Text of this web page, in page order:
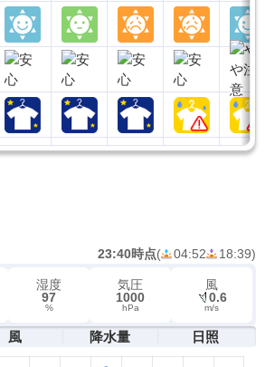
23:40時点( 04:52 18:39)
湿度
97
%
気圧
1000
hPa
風
0.6
m/s
風 降水量 日照